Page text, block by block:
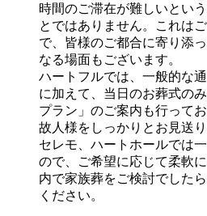
時間のご滞在が難しいとい
とではありません。これは
で、皆様のご都合に寄り添
なる場面もございます。
ハートフルでは、一般的な
に加えて、当日のお葬式の
プラン」のご案内も行って
故人様をしっかりとお見送
セレモ、ハートホールでは
ので、ご希望に応じて柔軟
内で家族葬をご検討でした
ください。